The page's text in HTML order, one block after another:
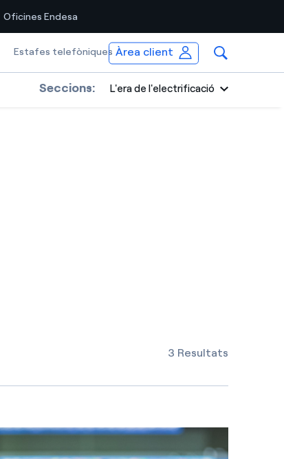
Oficines Endesa
Estafes telefòniques Àrea client
Seccions: L'era de l'electrificació
3 Resultats